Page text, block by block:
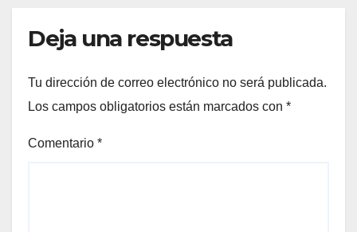
Deja una respuesta
Tu dirección de correo electrónico no será publicada.
Los campos obligatorios están marcados con *
Comentario *